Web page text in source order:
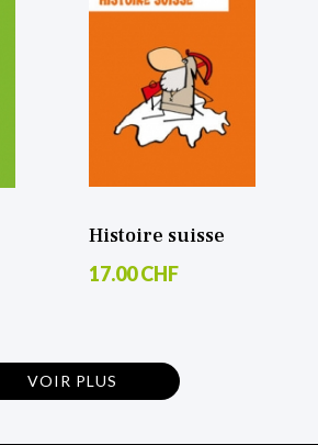
Histoire suisse
17.00 CHF
VOIR PLUS